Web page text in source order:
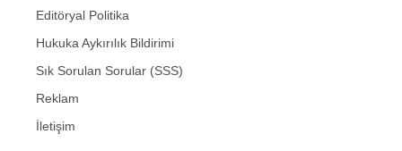
Editöryal Politika
Hukuka Aykırılık Bildirimi
Sık Sorulan Sorular (SSS)
Reklam
İletişim